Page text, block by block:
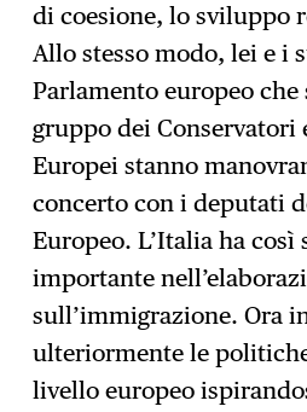
di coesione, lo sviluppo
Allo stesso modo, lei e i
Parlamento europeo
gruppo dei Conservatori
Europei stanno
concerto con i deputati
Europeo. L’Italia ha
importante
sull’immigrazione. Ora
ulteriormente le
livello europeo